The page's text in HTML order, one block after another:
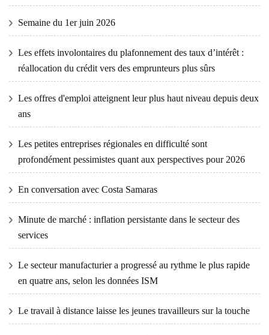
Semaine du 1er juin 2026
Les effets involontaires du plafonnement des taux d’intérêt :
réallocation du crédit vers des emprunteurs plus sûrs
Les offres d'emploi atteignent leur plus haut niveau depuis deux
ans
Les petites entreprises régionales en difficulté sont
profondément pessimistes quant aux perspectives pour 2026
En conversation avec Costa Samaras
Minute de marché : inflation persistante dans le secteur des
services
Le secteur manufacturier a progressé au rythme le plus rapide
en quatre ans, selon les données ISM
Le travail à distance laisse les jeunes travailleurs sur la touche